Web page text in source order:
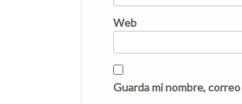
Web
Guarda mi nombre,